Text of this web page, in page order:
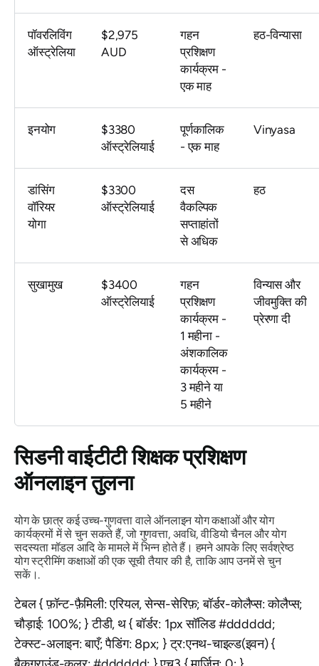
पॉवरलिविंग
ऑस्ट्रेलिया
$2,975
AUD
गहन
प्रशिक्षण
कार्यक्रम -
एक माह
हठ-विन्यासा
इनयोग
$3380
ऑस्ट्रेलियाई
पूर्णकालिक
- एक माह
Vinyasa
डांसिंग
वॉरियर
योगा
$3300
ऑस्ट्रेलियाई
दस
वैकल्पिक
सप्ताहांतों
से अधिक
हठ
सुखामुख
$3400
ऑस्ट्रेलियाई
गहन
प्रशिक्षण
कार्यक्रम -
1 महीना -
अंशकालिक
कार्यक्रम -
3 महीने या
5 महीने
विन्यास और
जीवमुक्ति की
प्रेरणा दी
सिडनी वाईटीटी शिक्षक प्रशिक्षण
ऑनलाइन तुलना
योग के छात्र कई उच्च-गुणवत्ता वाले ऑनलाइन योग कक्षाओं और योग
कार्यक्रमों में से चुन सकते हैं, जो गुणवत्ता, अवधि, वीडियो चैनल और योग
सदस्यता मॉडल आदि के मामले में भिन्न होते हैं। हमने आपके लिए सर्वश्रेष्ठ
योग स्ट्रीमिंग कक्षाओं की एक सूची तैयार की है, ताकि आप उनमें से चुन
सकें।.
टेबल { फ़ॉन्ट-फ़ैमिली: एरियल, सेन्स-सेरिफ़; बॉर्डर-कोलैप्स: कोलैप्स;
चौड़ाई: 100%; } टीडी, थ { बॉर्डर: 1px सॉलिड #dddddd;
टेक्स्ट-अलाइन: बाएँ; पैडिंग: 8px; } ट्र:एनथ-चाइल्ड(इवन) {